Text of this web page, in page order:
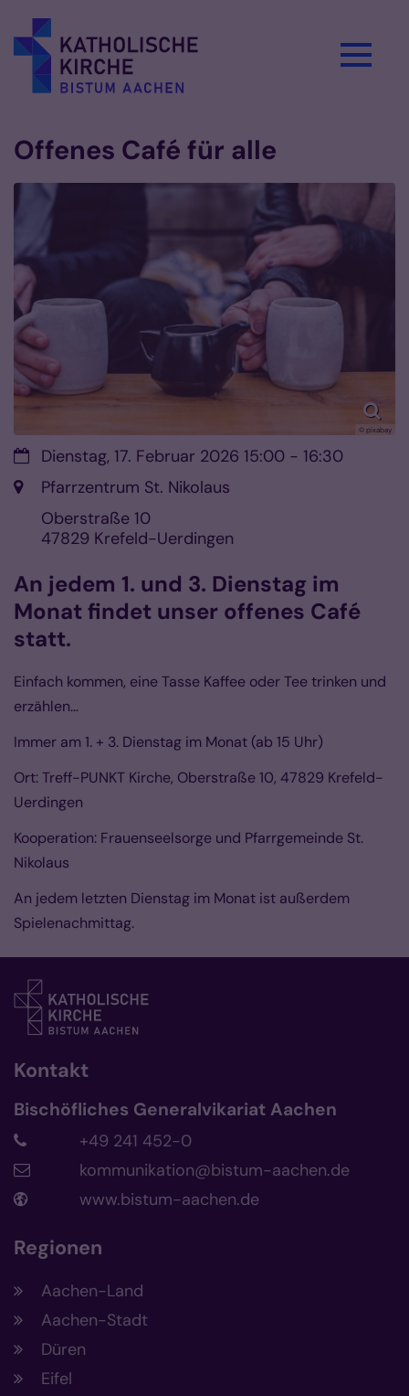
Offenes Café für alle
© pixabay
Datum:Dienstag, 17. Februar 2026 15:00 - 16:30
Ort: Pfarrzentrum St. Nikolaus
Oberstraße 10
47829 Krefeld-Uerdingen
An jedem 1. und 3. Dienstag im
Monat findet unser offenes Café
statt.
Einfach kommen, eine Tasse Kaffee oder Tee trinken und
erzählen…
Immer am 1. + 3. Dienstag im Monat (ab 15 Uhr)
Ort: Treff-PUNKT Kirche, Oberstraße 10, 47829 Krefeld-
Uerdingen
Kooperation: Frauenseelsorge und Pfarrgemeinde St.
Nikolaus
An jedem letzten Dienstag im Monat ist außerdem
Spielenachmittag.
Kontakt
Bischöfliches Generalvikariat Aachen
+49 241 452-0
kommunikation@bistum-aachen.de
www.bistum-aachen.de
Regionen
Aachen-Land
Aachen-Stadt
Düren
Eifel